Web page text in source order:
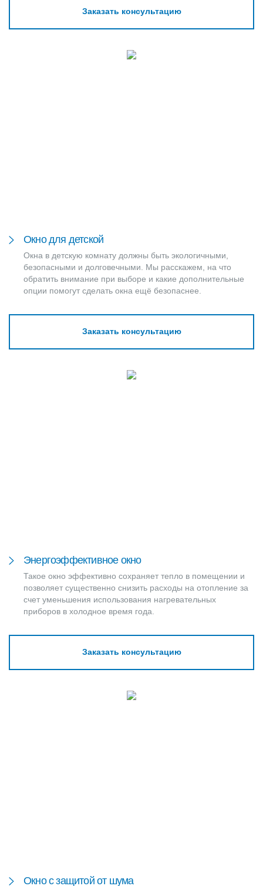
Заказать консультацию
Окно для детской
Окна в детскую комнату должны быть экологичными,
безопасными и долговечными. Мы расскажем, на что
обратить внимание при выборе и какие дополнительные
опции помогут сделать окна ещё безопаснее.
Заказать консультацию
Энергоэффективное окно
Такое окно эффективно сохраняет тепло в помещении и
позволяет существенно снизить расходы на отопление за
счет уменьшения использования нагревательных
приборов в холодное время года.
Заказать консультацию
Окно с защитой от шума